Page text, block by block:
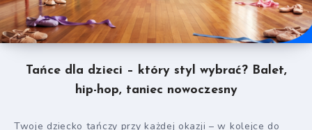
Tańce dla dzieci – który styl wybrać? Balet,
hip-hop, taniec nowoczesny
Twoje dziecko tańczy przy każdej okazji – w kolejce do